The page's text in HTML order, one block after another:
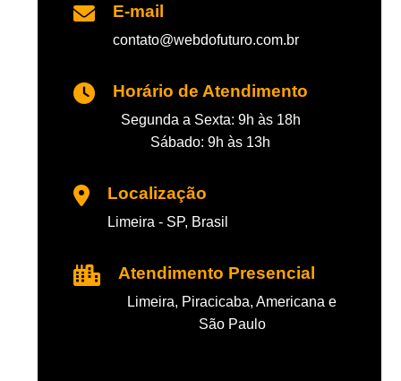
E-mail
contato@webdofuturo.com.br
Horário de Atendimento
Segunda a Sexta: 9h às 18h
Sábado: 9h às 13h
Localização
Limeira - SP, Brasil
Atendimento Presencial
Limeira, Piracicaba, Americana e
São Paulo